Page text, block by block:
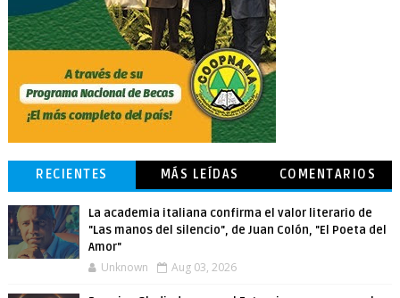
RECIENTES MÁS LEÍDAS COMENTARIOS
La academia italiana confirma el valor literario de
"Las manos del silencio", de Juan Colón, "El Poeta del
Amor"
Unknown Aug 03, 2026